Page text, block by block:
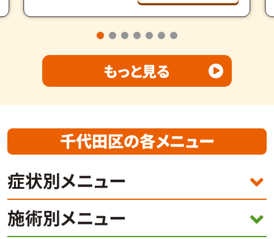
もっと見る
千代田区の各メニュー
症状別メニュー
施術別メニュー